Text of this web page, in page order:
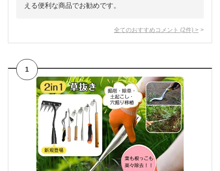
える便利な商品でお勧めです。
全てのおすすめコメント (2件) >
1